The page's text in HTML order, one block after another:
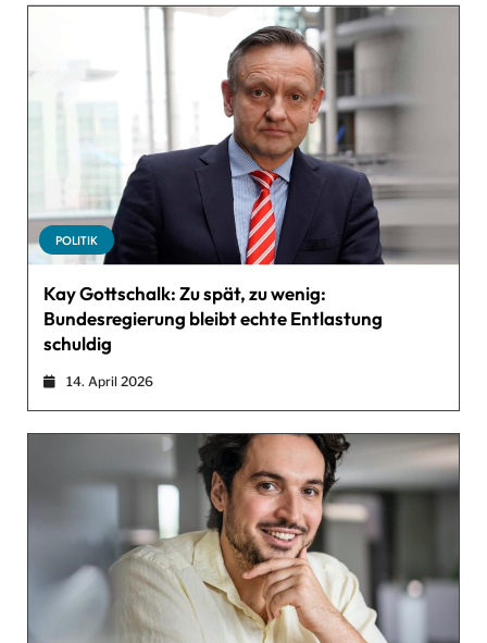
POLITIK
Kay Gottschalk: Zu spät, zu wenig:
Bundesregierung bleibt echte Entlastung
schuldig
14. April 2026